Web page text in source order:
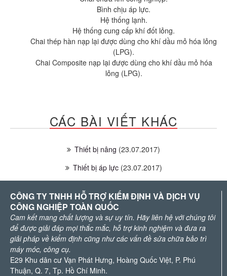
Bình chịu áp lực.
Hệ thống lạnh.
Hệ thống cung cấp khí đốt lỏng.
Chai thép hàn nạp lại được dùng cho khí dầu mỏ hóa lỏng
(LPG).
Chai Composite nạp lại được dùng cho khí dầu mỏ hóa
lỏng (LPG).​
CÁC BÀI VIẾT KHÁC
Thiết bị nâng (23.07.2017)
Thiết bị áp lực(23.07.2017)
CÔNG TY TNHH HỖ TRỢ KIỂM ĐỊNH VÀ DỊCH VỤ
CÔNG NGHIỆP TOÀN QUỐC
Cam kết mang chất lượng và sự uy tín. Hãy liên hệ với chúng tôi
để được giải đáp mọi thắc mắc, hỗ trợ kinh nghiệm và đưa ra
giải pháp về kiểm định cũng như các vấn đề sửa chữa bảo trì
máy móc, công cụ.
E29 Khu dân cư Vạn Phát Hưng, Hoàng Quốc Việt, P. Phú
Thuận, Q. 7, Tp. Hồ Chí Minh.